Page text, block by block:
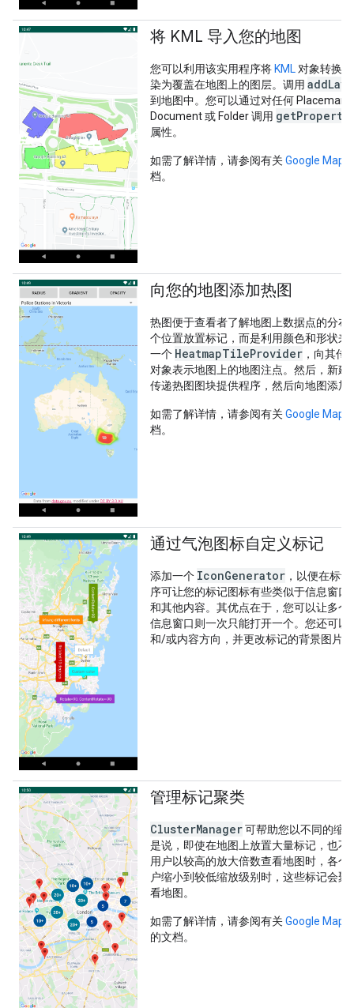
将 KML 导入您的地图
您可以利用该实用程序将 KML 对象转换
染为覆盖在地图上的图层。调用
到地图中。您可以通过对任何 Placemark
Document 或 Folder 调用
属性。
如需了解详情，请参阅有关Google Maps
档。
向您的地图添加热图
热图便于查看者了解地图上数据点的分
个位置放置标记，而是利用颜色和形状
一个 HeatmapTileProvider ，向其传
对象表示地图上的地图注点。然后，新建
传递热图图块提供程序，然后向地图添加
如需了解详情，请参阅有关Google
档。
通过气泡图标自定义标记
添加一个 IconGenerator ，以便在标
序可让您的标记图标有些类似于信息窗
和其他内容。其优点在于，您可以让多
信息窗口则一次只能打开一个。您还可
和/或内容方向，并更改标记的背景图片/
管理标记聚类
ClusterManager可帮助您以不同的缩
是说，即使在地图上放置大量标记，也
用户以较高的放大倍数查看地图时，各
户缩小到较低缩放级别时，这些标记会
看地图。
如需了解详情，请参阅有关Google
的文档。